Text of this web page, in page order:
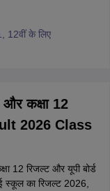
12वीं के लिए
और कक्षा 12
2026 Class
12 रिजल्ट और यूपी बोर्ड
स्कूल का रिजल्ट 2026,